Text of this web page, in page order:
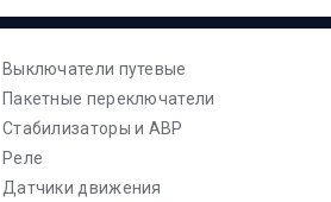
Выключатели путевые
Пакетные переключатели
Стабилизаторы и АВР
Реле
Датчики движения